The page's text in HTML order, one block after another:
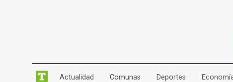
Actualidad (current)Comunas (current)Deportes (current)